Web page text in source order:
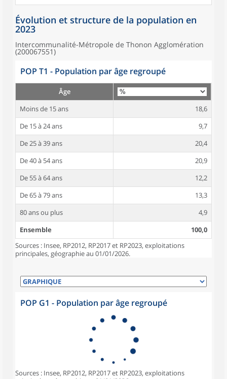
Évolution et structure de la population en
2023
Intercommunalité-Métropole de Thonon Agglomération
(200067551)
POP T1 - Population par âge regroupé
Âge
Moins de 15 ans
18,6
De 15 à 24 ans
9,7
De 25 à 39 ans
20,4
De 40 à 54 ans
20,9
De 55 à 64 ans
12,2
De 65 à 79 ans
13,3
80 ans ou plus
4,9
Ensemble
100,0
Sources : Insee, RP2012, RP2017 et RP2023, exploitations
principales, géographie au 01/01/2026.
POP G1 - Population par âge regroupé
Sources : Insee, RP2012, RP2017 et RP2023, exploitations